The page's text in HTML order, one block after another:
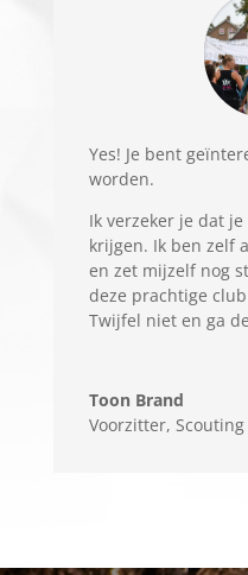
Yes! Je bent
worden.
Ik verzeker je dat
krijgen. Ik ben zelf
en zet mijzelf nog
deze prachtige
Twijfel niet en ga
Toon Brand
Voorzitter, Scouting